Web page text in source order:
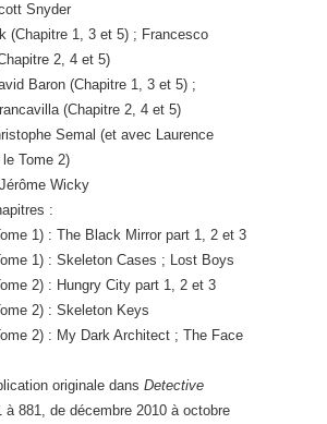
Snyder
(Chapitre 1, 3 et 5) ; Francesco
2, 4 et 5)
Baron (Chapitre 1, 3 et 5) ;
(Chapitre 2, 4 et 5)
Semal (et avec Laurence
le Tome 2)
Wicky
:
1) : The Black Mirror part 1, 2 et 3
1) : Skeleton Cases ; Lost Boys
2) : Hungry City part 1, 2 et 3
2) : Skeleton Keys
2) : My Dark Architect ; The Face
originale dans Detective
à 881, de décembre 2010 à octobre